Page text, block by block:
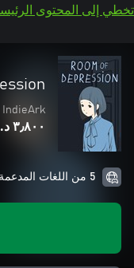
تخطي إلى المحتوى
IndieArk
٣٫٨٠٠ د.ب.‏
5 من اللغات المدعمة